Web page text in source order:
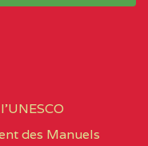
STE FOI BP
des Manuels